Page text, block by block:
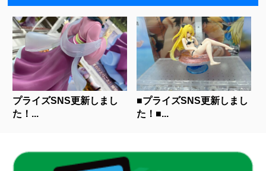
プライズSNS更新しまし
た！...
■プライズSNS更新しまし
た！■...